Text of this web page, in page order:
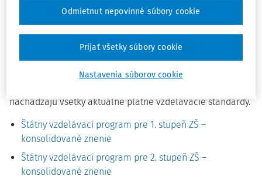
sledovaním zmien.
Súčasťou konsolidovaného znenia súrámcové učebné
pre základné školy s vyučovacím jazykom
slovenským, základné školy s vyučovacím jazykom
národnostnej menšiny a základné školy s vyučovaním
nachádzajú všetky aktuálne platné vzdelávacie štandardy.
Štátny vzdelávací program pre 1. stupeň ZŠ –
konsolidované znenie
Štátny vzdelávací program pre 2. stupeň ZŠ –
konsolidované znenie
Nastavenia súborov cookie
Odmietnut nepovinné súbory cookie
Prijať všetky súbory cookie